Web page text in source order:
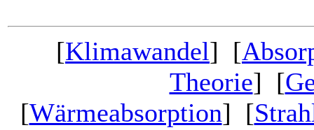
[Klimawandel] [
Theorie] [
[Wärmeabsorption] [